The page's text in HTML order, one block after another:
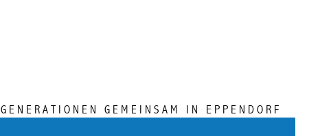
GENERATIONEN GEMEINSAM IN EPPENDORF